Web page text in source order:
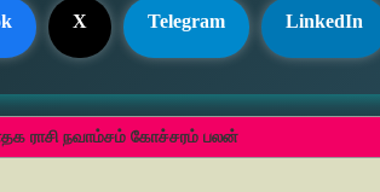
X Telegram LinkedIn
ராசி நவாம்சம் கோச்சரம் பலன்